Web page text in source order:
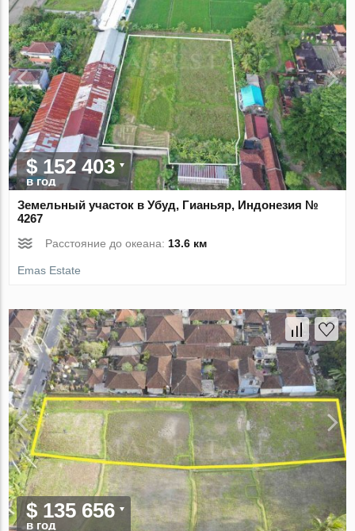
$ 152 403
в год
Земельный участок в Убуд, Гианьяр, Индонезия №
4267
Расстояние до океана: 13.6 км
Emas Estate
$ 135 656
в год